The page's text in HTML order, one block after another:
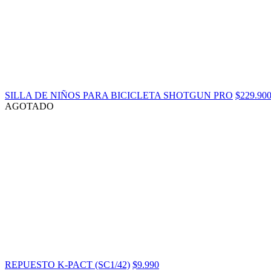
SILLA DE NIÑOS PARA BICICLETA SHOTGUN PRO $229.900
AGOTADO
REPUESTO K-PACT (SC1/42) $9.990